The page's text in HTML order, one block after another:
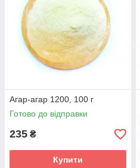
Агар-агар 1200, 100 г
Готово до відправки
235 ₴
Купити